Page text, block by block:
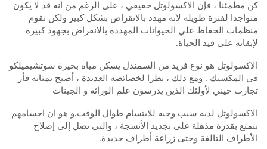
كن مطمئنا ، فإن الاكسولوتل حقيقي ، على الرغم من أنه قد لا يكون
متواجدا لفترة طويله لأنه مهدد بالانقراض بشكل كبير ولكن تقوم
منظمات الحفاظ علي الحيوانات المهددة بالانقراض بجهود كبيرة
لإبقائه على قيد الحياة.
الاكسولوتل هو نوع فريد من السمندل يسكن مياه بحيرة سوتشيميلكو
في المكسيك . ومع ذلك ، نظرا لخصائصه العديدة ، أصبح بمثابه فأر
تجارب جيني لأولئك الذين يدرسون علم الوراثة و الجينات
الاكسولوتل لديه سبب وجيه للابتسام طوال الوقت.و هو ان اجسامهم
تتمتع بقدرة مذهلة على تجديد الأنسجة ، والتي تصل إلى إصلاح
الأطراف التالفة وحتى زراعة أطراف جديدة.